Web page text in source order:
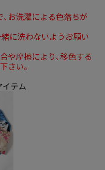
お洗濯による色落ちが
に洗わないようお願い
や摩擦により、移色する
さい。
テム